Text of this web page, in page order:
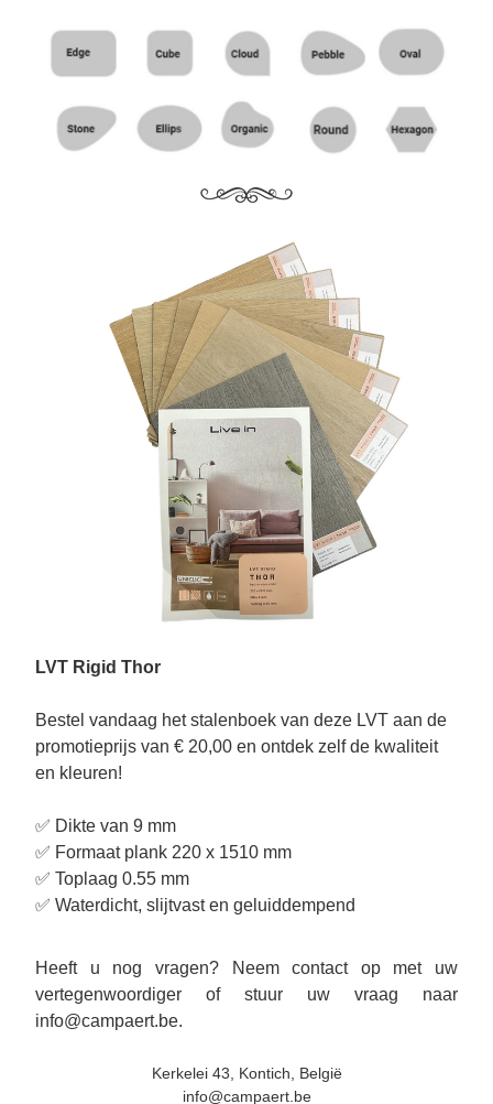
LVT Rigid Thor
Bestel vandaag het stalenboek van deze LVT aan de
promotieprijs van € 20,00 en ontdek zelf de kwaliteit
en kleuren!
✅ Dikte van 9 mm
✅ Formaat plank 220 x 1510 mm
✅ Toplaag 0.55 mm
✅ Waterdicht, slijtvast en geluiddempend
Heeft u nog vragen? Neem contact op met uw
vertegenwoordiger of stuur uw vraag naar
info@campaert.be.
Kerkelei 43, Kontich, België
info@campaert.be